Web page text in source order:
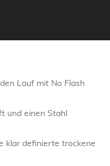
Lauf mit No Flash
und einen Stahl
klar definierte trockene